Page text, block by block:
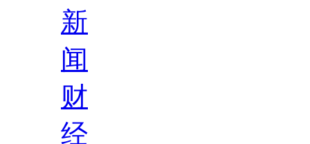
新
闻
财
经